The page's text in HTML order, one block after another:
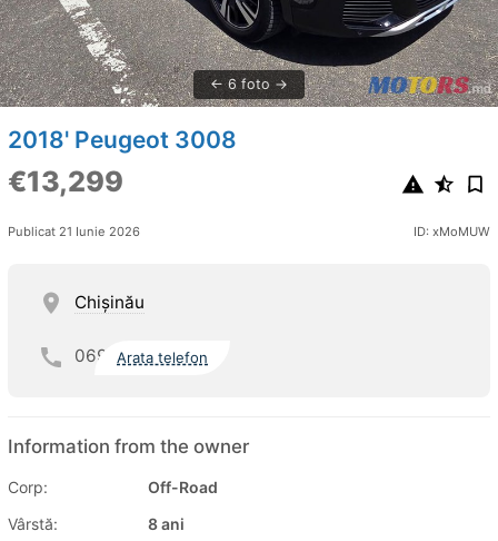
6 foto
2018' Peugeot 3008
€13,299
Publicat 21 Iunie 2026 ID: xMoMUW
Chişinău
069 Arata telefon
Information from the owner
Corp:
Off-Road
Vârstă:
8 ani